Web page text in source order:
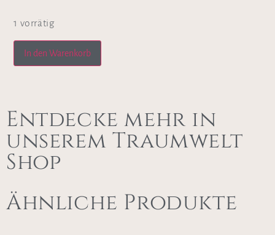
1 vorrätig
In den Warenkorb
Entdecke mehr in
unserem Traumwelt
Shop
Ähnliche Produkte